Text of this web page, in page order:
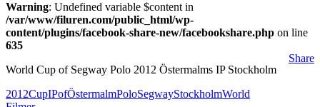
Warning: Undefined variable $content in
/var/www/filuren.com/public_html/wp-
content/plugins/facebook-share-new/facebookshare.php on line
635
Share
World Cup of Segway Polo 2012 Östermalms IP Stockholm
2012CupIPofÖstermalmPoloSegwayStockholmWorld